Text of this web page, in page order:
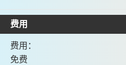
费用
费用：
免费